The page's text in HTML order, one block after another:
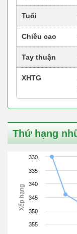
Tuổi
Chiều cao
Tay thuận
XHTG
Thứ hạng
Xếp hạng
330
335
340
345
350
355